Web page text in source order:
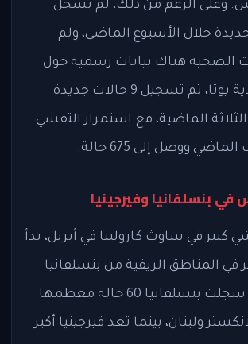
وعلى الرغم من ذلك، لم تسجل
خلال الأسبوع الماضي، ولم
الصحية هناك بيانات رسمية حول
التفشي. في ولاية يوتا، تم تسجيل 9 حالات جديدة
الماضية، مع استمرار التفشي
ووصل إلى 675 حالة.
في بنسلفانيا وفيرجينيا
كبير في ساوث كارولينا في أبريل، بدأ
في المناطق الريفية من بنسلفانيا
وفيرجينيا. حيث سجلت بنسلفانيا 60 حالة معظمها
ولبنان، بينما تعد فيرجينيا أكبر